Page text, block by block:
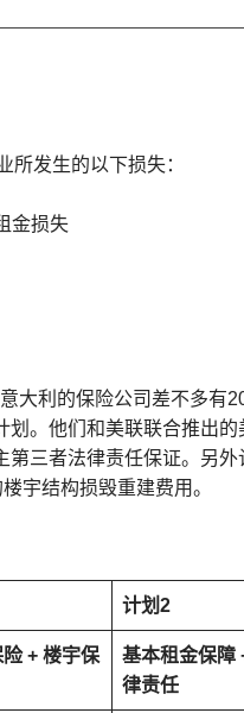
发生的以下损失：
金损失
大利的保险公司差不多有
。他们和美联联合推出
三者法律责任保证。另
楼宇结构损毁重建费用。
计划2
+ 楼宇保
基本租金保障
律责任